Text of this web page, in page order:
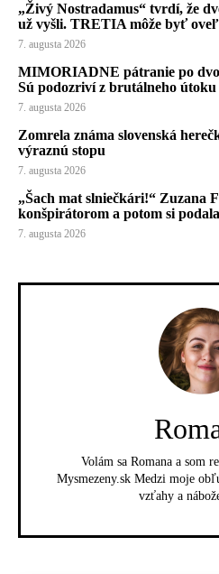
„Živý Nostradamus“ tvrdí, že
už vyšli. TRETIA môže byť
7. augusta 2026
MIMORIADNE pátranie po
Sú podozriví z brutálneho
7. augusta 2026
Zomrela známa slovenská
výraznú stopu
7. augusta 2026
„Šach mat slniečkári!“ Zuzana
konšpirátorom a potom si
7. augusta 2026
Volám sa Romana a som
Mysmezeny.sk Medzi moje
vzťahy a